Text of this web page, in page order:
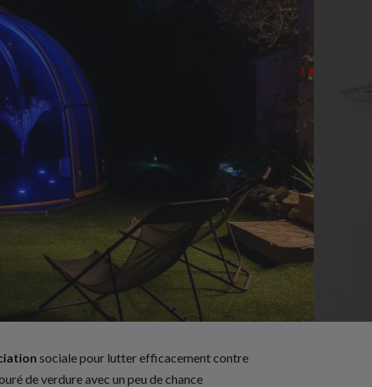
sociale pour lutter efficacement contre
de verdure avec un peu de chance